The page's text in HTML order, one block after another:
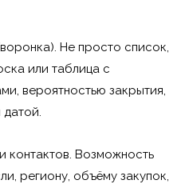
Не просто список,
или таблица с
вероятностью закрытия,
контактов. Возможность
региону, объёму закупок,